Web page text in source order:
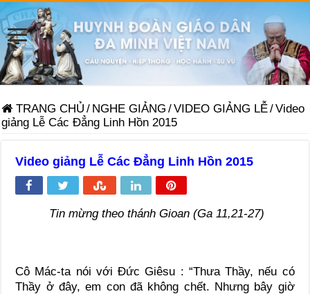
TRANG CHỦ / NGHE GIẢNG /VIDEO GIẢNG LỄ/Video
giảng Lễ Các Đẳng Linh Hồn 2015
Video giảng Lễ Các Đẳng Linh Hồn 2015
Tin mừng theo thánh Gioan (Ga 11,21-27)
Cô Mác-ta nói với Đức Giêsu : “Thưa Thầy, nếu có
Thầy ở đây, em con đã không chết. Nhưng bây giờ